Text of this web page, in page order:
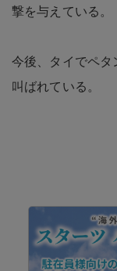
撃を与えている。
今後、タイでペタ
叫ばれている。